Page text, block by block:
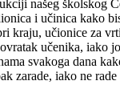
našeg školskog
i učinica kako
kraju, učionice za
učenika, iako
svakoga dana
zarade, iako ne rade